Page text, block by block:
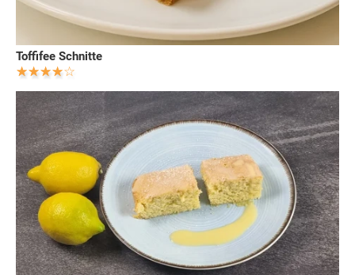
Toffifee Schnitte